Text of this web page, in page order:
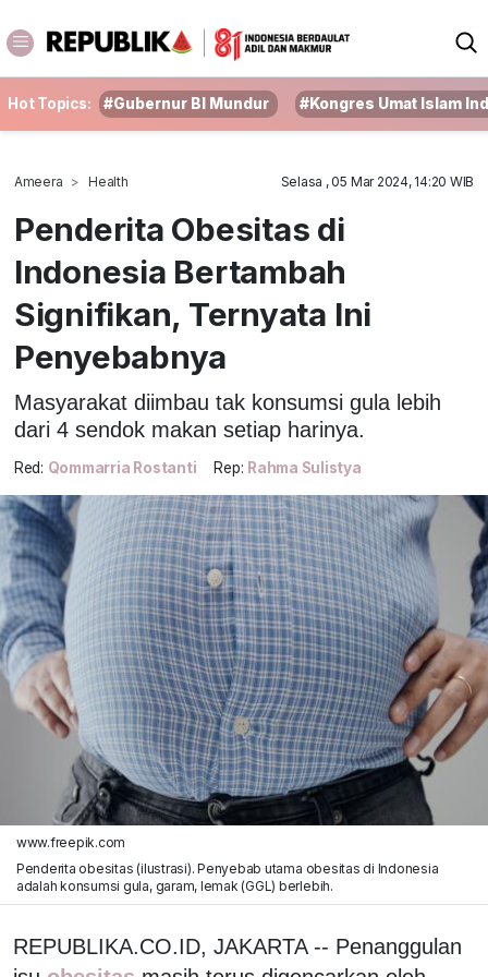
Hot Topics: #Gubernur BI Mundur #Kongres Umat Islam
Ameera Health Selasa , 05 Mar 2024, 14:20 WIB
Penderita Obesitas di
Indonesia Bertambah
Signifikan, Ternyata Ini
Penyebabnya
Masyarakat diimbau tak konsumsi gula lebih
dari 4 sendok makan setiap harinya.
Red: Qommarria Rostanti Rep: Rahma Sulistya
www.freepik.com
Penderita obesitas (ilustrasi). Penyebab utama obesitas di Indonesia
adalah konsumsi gula, garam, lemak (GGL) berlebih.
REPUBLIKA.CO.ID, JAKARTA -- Penanggulan